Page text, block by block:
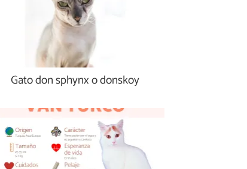
Gato don sphynx o donskoy